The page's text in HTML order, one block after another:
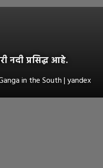
नदी प्रसिद्ध आहे.
in the South | yandex